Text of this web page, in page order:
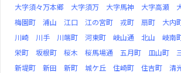
大字須々万本郷
大字須万 大字馬神 大字高瀬
梅園町
浦山 江口 江の宮町 戎町 扇町 大内
川崎
川手 川端町 河東町 岐山通 北山 岐南
栄町
坂根町 桜木 桜馬場通 五月町 皿山町
新堤町
新田 新町 城ケ丘 住崎町 住吉町 清